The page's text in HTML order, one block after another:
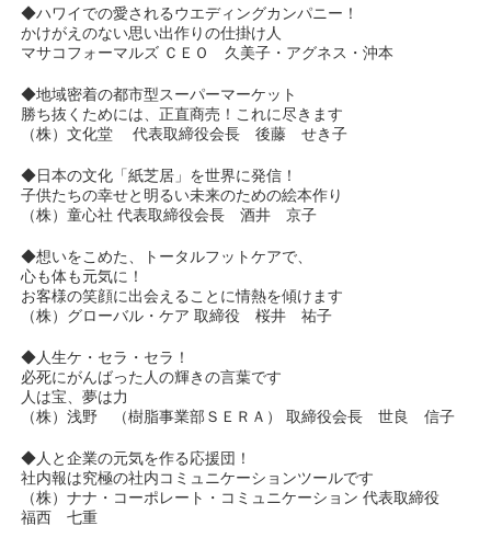
◆ハワイでの愛されるウエディングカンパニー！
かけがえのない思い出作りの仕掛け人
マサコフォーマルズ ＣＥＯ 久美子・アグネス・沖本
◆地域密着の都市型スーパーマーケット
勝ち抜くためには、正直商売！これに尽きます
（株）文化堂 代表取締役会長 後藤 せき子
◆日本の文化「紙芝居」を世界に発信！
子供たちの幸せと明るい未来のための絵本作り
（株）童心社 代表取締役会長 酒井 京子
◆想いをこめた、トータルフットケアで、
心も体も元気に！
お客様の笑顔に出会えることに情熱を傾けます
（株）グローバル・ケア 取締役 桜井 祐子
◆人生ケ・セラ・セラ！
必死にがんばった人の輝きの言葉です
人は宝、夢は力
（株）浅野 （樹脂事業部ＳＥＲＡ） 取締役会長 世良 信子
◆人と企業の元気を作る応援団！
社内報は究極の社内コミュニケーションツールです
（株）ナナ・コーポレート・コミュニケーション 代表取締役
福西 七重